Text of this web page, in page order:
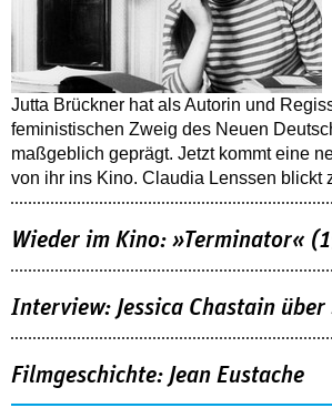
Jutta Brückner hat als Autorin und
feministischen Zweig des Neuen
maßgeblich geprägt. Jetzt kommt eine
von ihr ins Kino. Claudia Lenssen blickt
Wieder im Kino: »Terminator«
Interview: Jessica Chastain über
Filmgeschichte: Jean Eustache